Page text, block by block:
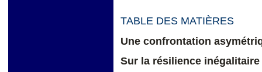
TABLE DES MATIÈRES
Une confrontation
Sur la résilience inégalitaire